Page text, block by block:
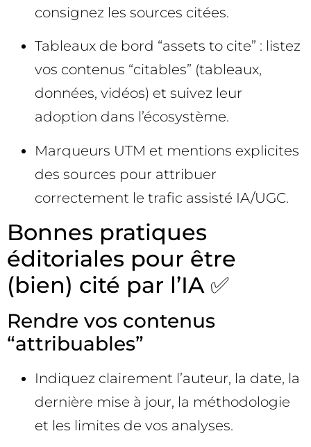
consignez les sources citées.
Tableaux de bord “assets to cite” : listez
vos contenus “citables” (tableaux,
données, vidéos) et suivez leur
adoption dans l’écosystème.
Marqueurs UTM et mentions explicites
des sources pour attribuer
correctement le trafic assisté IA/UGC.
Bonnes pratiques
éditoriales pour être
(bien) cité par l’IA ✅
Rendre vos contenus
“attribuables”
Indiquez clairement l’auteur, la date, la
dernière mise à jour, la méthodologie
et les limites de vos analyses.